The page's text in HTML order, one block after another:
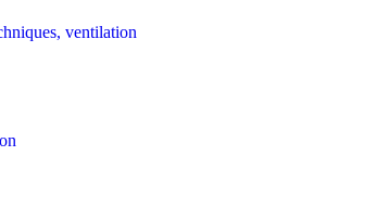
ventilation